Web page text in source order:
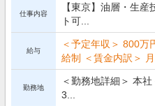
仕事内容
【東京】油層・生
ト可...
給与
＜予定年収＞ 800万
給制 ＜賃金内訳＞ 月
勤務地
＜勤務地詳細＞ 本
3...